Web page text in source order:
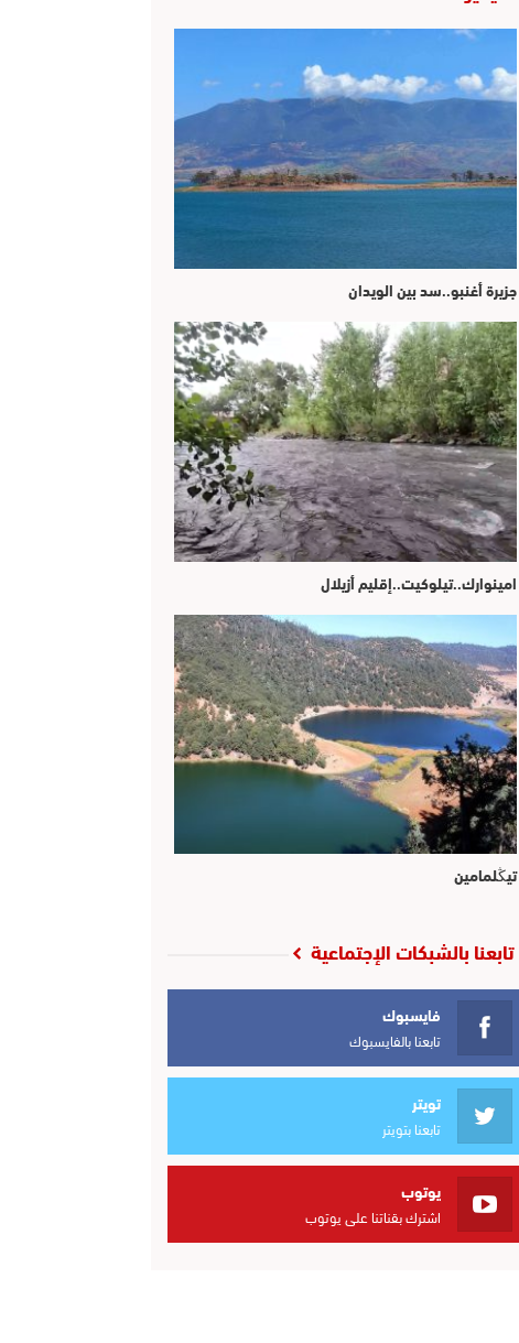
جزيرة أغنبو..سد بين الويدان
امينوارك..تيلوكيت..إقليم أزيلال
تيڭلمامين
تابعنا بالشبكات الإجتماعية
فايسبوك
تابعنا بالفايسبوك
تويتر
تابعنا بتويتر
يوتوب
اشترك بقناتنا على يوتوب